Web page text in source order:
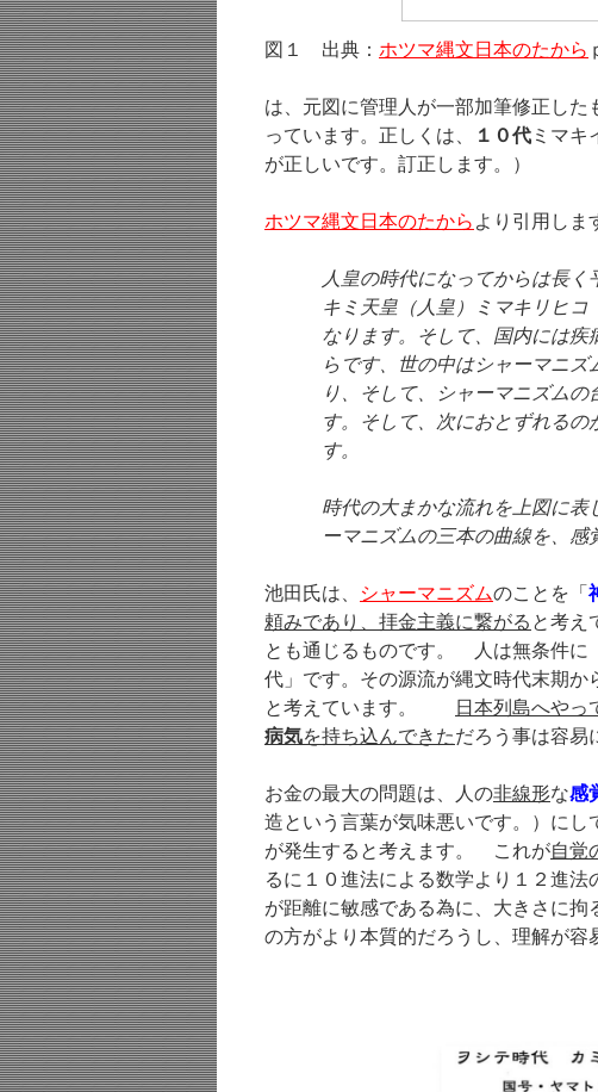
図１ 出典： ホツマ縄文日本のたから
は、元図に管理人が一部加筆修正し
っています。正しくは、
１０代 ミマキ
が正しいです。訂正します。）
ホツマ縄文日本のたから より引用しま
人皇の時代になってからは長
キミ天皇（人皇）ミマキリヒ
なります。そして、国内には
らです、世の中はシャーマニ
り、そして、シャーマニズム
す。そして、次におとずれる
す。
時代の大まかな流れを上図に
ーマニズムの三本の曲線を、感
池田氏は、 シャーマニズムのことを「
頼みであり、拝金主義に繋がる と考え
とも通じるものです。 人は無条件に
代」です。その源流が縄文時代末期か
と考えています。
日本列島へやっ
病気を持ち込んできただろう事は容易
お金の最大の問題は、人の非線形な感
造という言葉が気味悪いです。）に
が発生すると考えます。 これが自覚
るに１０進法による数学より１２進
が距離に敏感である為に、大きさに
の方がより本質的だろうし、理解が容